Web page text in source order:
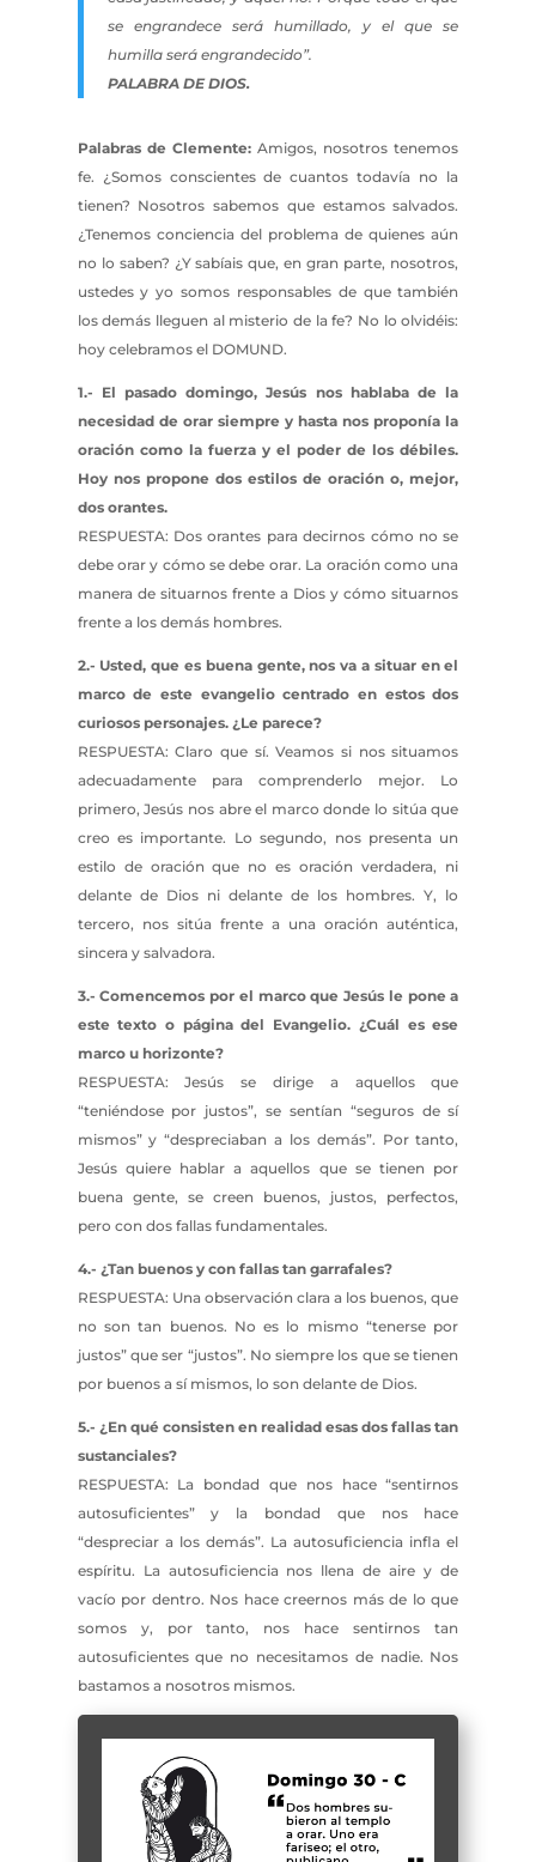
se engrandece será humillado, y el que se
humilla será engrandecido”.
PALABRA DE DIOS.
Palabras de Clemente:Amigos, nosotros tenemos
fe. ¿Somos conscientes de cuantos todavía no la
tienen? Nosotros sabemos que estamos salvados.
¿Tenemos conciencia del problema de quienes aún
no lo saben? ¿Y sabíais que, en gran parte, nosotros,
ustedes y yo somos responsables de que también
los demás lleguen al misterio de la fe? No lo olvidéis:
hoy celebramos el DOMUND.
1.- El pasado domingo, Jesús nos hablaba de la
necesidad de orar siempre y hasta nos proponía la
oración como la fuerza y el poder de los débiles.
Hoy nos propone dos estilos de oración o, mejor,
dos orantes.
RESPUESTA: Dos orantes para decirnos cómo no se
debe orar y cómo se debe orar. La oración como una
manera de situarnos frente a Dios y cómo situarnos
frente a los demás hombres.
2.- Usted, que es buena gente, nos va a situar en el
marco de este evangelio centrado en estos dos
curiosos personajes. ¿Le parece?
RESPUESTA: Claro que sí. Veamos si nos situamos
adecuadamente para comprenderlo mejor. Lo
primero, Jesús nos abre el marco donde lo sitúa que
creo es importante. Lo segundo, nos presenta un
estilo de oración que no es oración verdadera, ni
delante de Dios ni delante de los hombres. Y, lo
tercero, nos sitúa frente a una oración auténtica,
sincera y salvadora.
3.- Comencemos por el marco que Jesús le pone a
este texto o página del Evangelio. ¿Cuál es ese
marco u horizonte?
RESPUESTA: Jesús se dirige a aquellos que
“teniéndose por justos”, se sentían “seguros de sí
mismos” y “despreciaban a los demás”. Por tanto,
Jesús quiere hablar a aquellos que se tienen por
buena gente, se creen buenos, justos, perfectos,
pero con dos fallas fundamentales.
4.- ¿Tan buenos y con fallas tan garrafales?
RESPUESTA: Una observación clara a los buenos, que
no son tan buenos. No es lo mismo “tenerse por
justos” que ser “justos”. No siempre los que se tienen
por buenos a sí mismos, lo son delante de Dios.
5.- ¿En qué consisten en realidad esas dos fallas tan
sustanciales?
RESPUESTA: La bondad que nos hace “sentirnos
autosuficientes” y la bondad que nos hace
“despreciar a los demás”. La autosuficiencia infla el
espíritu. La autosuficiencia nos llena de aire y de
vacío por dentro. Nos hace creernos más de lo que
somos y, por tanto, nos hace sentirnos tan
autosuficientes que no necesitamos de nadie. Nos
bastamos a nosotros mismos.